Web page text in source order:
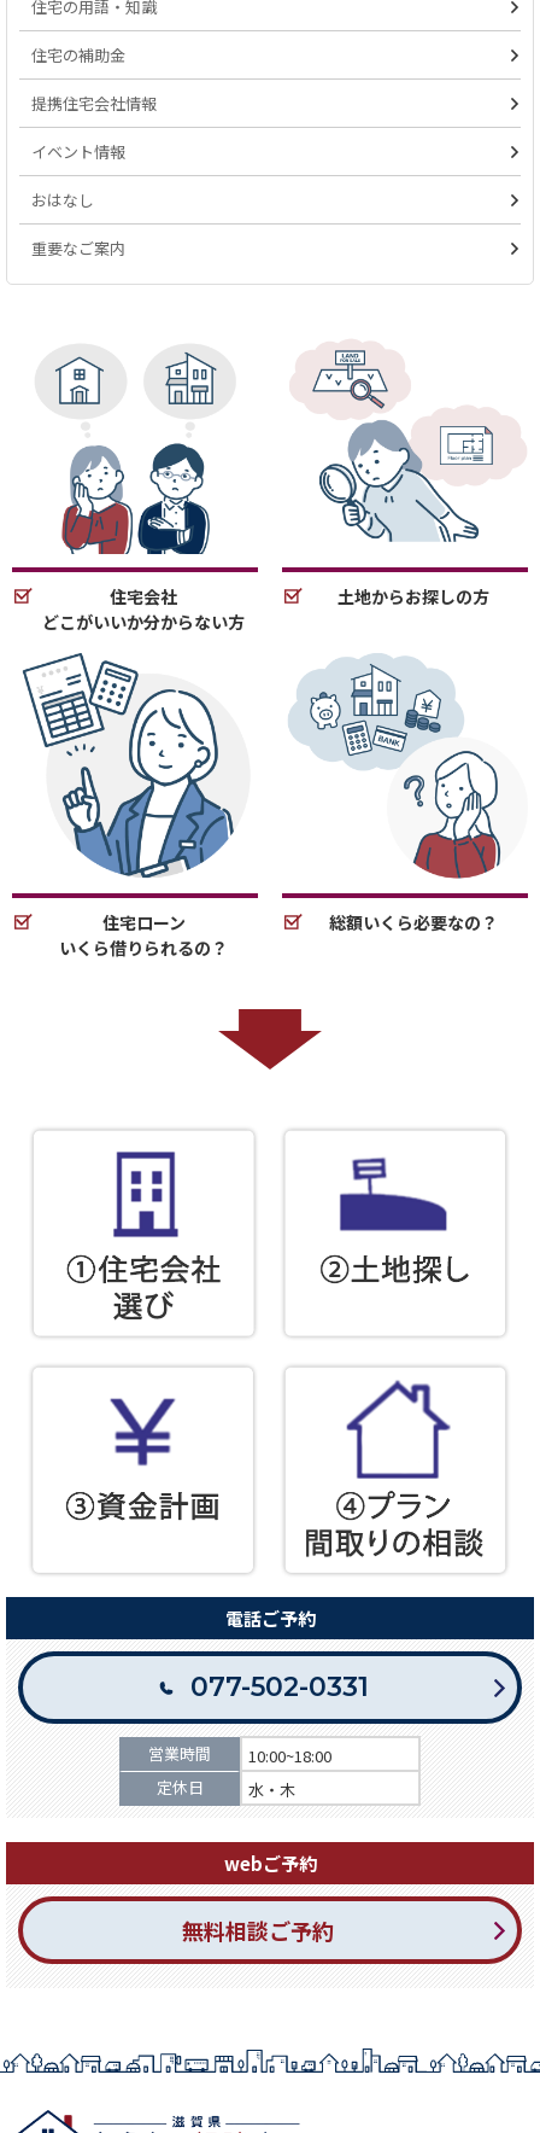
住宅の用語・知識
住宅の補助金
提携住宅会社情報
イベント情報
おはなし
重要なご案内
住宅会社
どこがいいか分からない方
土地からお探しの方
住宅ローン
いくら借りられるの？
総額いくら必要なの？
電話ご予約
077-502-0331
営業時間
10:00~18:00
定休日
水・木
webご予約
無料相談ご予約